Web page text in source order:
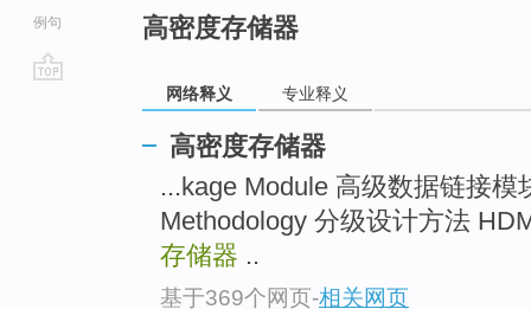
例句
高密度存储器
网络释义 专业释义
高密度存储器
...kage Module 高级数据链接
Methodology 分级设计方法
存储器 ..
基于369个网页-相关网页